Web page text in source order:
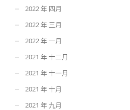
2022 年 四月
2022 年 三月
2022 年 一月
2021 年 十二月
2021 年 十一月
2021 年 十月
2021 年 九月